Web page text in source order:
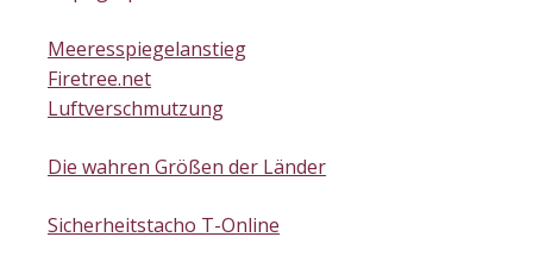
Meeresspiegelanstieg
Firetree.net
Luftverschmutzung
Die wahren Größen der Länder
Sicherheitstacho T-Online